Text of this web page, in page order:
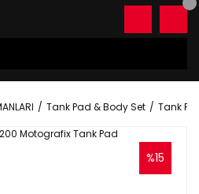
Tank Pad & Body Set Tank
%15